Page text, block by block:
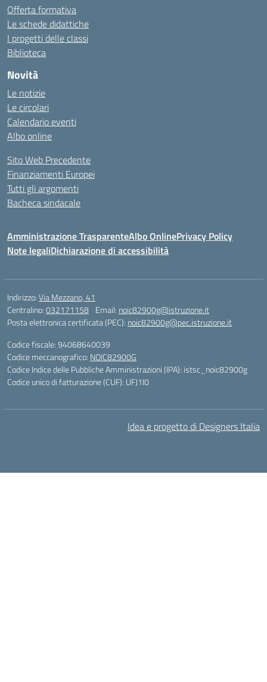
Offerta formativa
Le schede didattiche
I progetti delle classi
Biblioteca
Novità
Le notizie
Le circolari
Calendario eventi
Albo online
Sito Web Precedente
Finanziamenti Europei
Tutti gli argomenti
Bacheca sindacale
Amministrazione TrasparenteAlbo OnlinePrivacy Policy
Note legaliDichiarazione di accessibilità
Indirizzo:Via Mezzano, 41
Centralino:032171158 Email: noic82900g@istruzione.it
Posta elettronica certificata (PEC): noic82900g@pec.istruzione.it
Codice fiscale: 94068640039
Codice meccanografico: NOIC82900G
Codice Indice delle Pubbliche Amministrazioni (IPA): istsc_noic82900g
Codice unico di fatturazione (CUF): UFJ1I0
Idea e progetto di Designers Italia